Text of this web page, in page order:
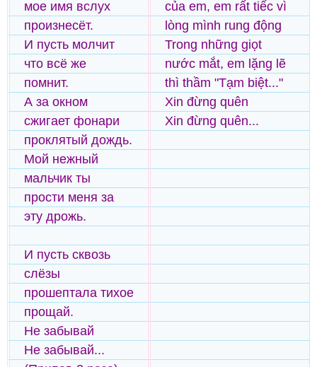
мое имя вслух
произнесёт.
И пусть молчит
что всё же
помнит.
А за окном
сжигает фонари
проклятый дождь.
Мой нежный
мальчик ты
прости меня за
эту дрожь.
И пусть сквозь
слёзы
прошептала тихое
прощай.
Не забывай
Не забывай...
của em, em rất tiếc vì
lòng mình rung động
Trong những giọt
nước mắt, em lặng lẽ
thì thầm "Tạm biệt..."
Xin đừng quên
Xin đừng quên...